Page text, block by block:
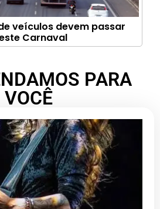
veículos devem passar
Carnaval
PARA
VOCÊ